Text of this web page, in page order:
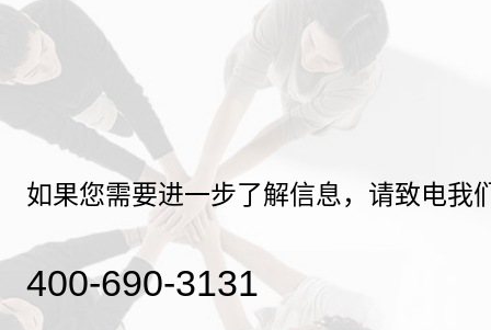
如果您需要进一步了解信息，请致电我
400-690-3131